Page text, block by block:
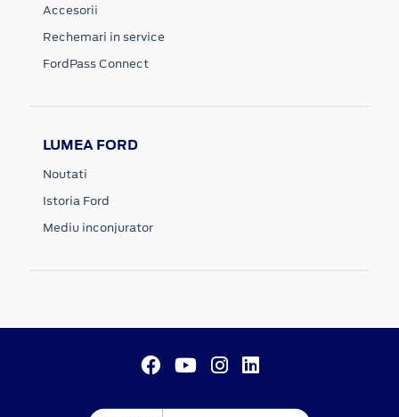
Accesorii
Rechemari in service
FordPass Connect
LUMEA FORD
Noutati
Istoria Ford
Mediu inconjurator